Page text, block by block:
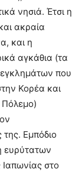
νησιά. Έτσι η
ακραία
και η
αγκάθια (τα
που
Κορέα και
Πόλεμο)
της. Εμπόδιο
ευρύτατων
στο